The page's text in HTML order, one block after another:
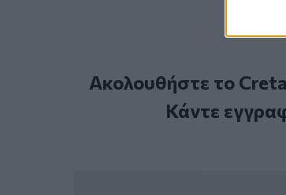
Ακολουθήστε το
Κάντε